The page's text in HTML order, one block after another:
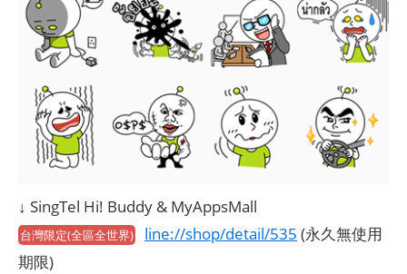
↓ SingTel Hi! Buddy & MyAppsMall
台灣限定(全區全世界) line://shop/detail/535 (永久無使用
期限)